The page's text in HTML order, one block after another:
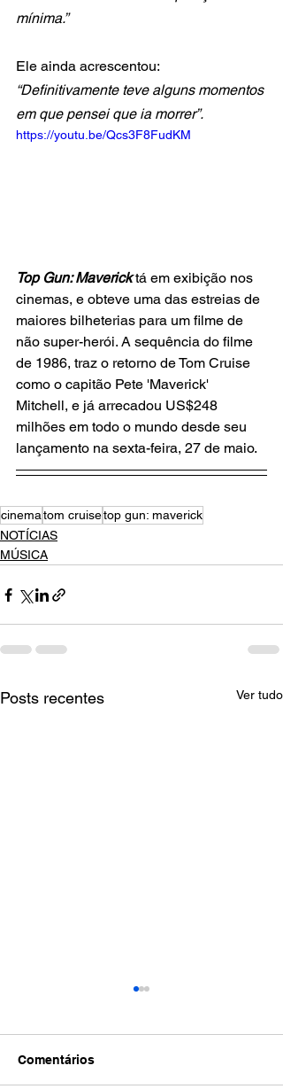
mínima.”
Ele ainda acrescentou:
“Definitivamente teve alguns momentos
em que pensei que ia morrer”.
https://youtu.be/Qcs3F8FudKM
Top Gun: Maverick tá em exibição nos
cinemas, e obteve uma das estreias de
maiores bilheterias para um filme de
não super-herói. A sequência do filme
de 1986, traz o retorno de Tom Cruise
como o capitão Pete 'Maverick'
Mitchell, e já arrecadou US$248
milhões em todo o mundo desde seu
lançamento na sexta-feira, 27 de maio.
cinematom cruisetop gun: maverick
NOTÍCIAS
MÚSICA
Posts recentes Ver tudo
Comentários